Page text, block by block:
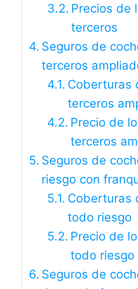
Precios de
terceros
Seguros de
terceros
Coberturas
terceros
Precio de
terceros
Seguros de
riesgo con
Coberturas
todo riesgo
Precio de
todo riesgo
Seguros de